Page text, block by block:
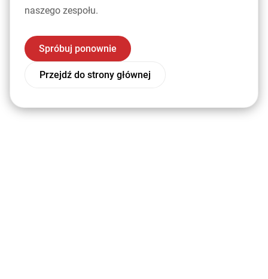
naszego zespołu.
Spróbuj ponownie
Przejdź do strony głównej